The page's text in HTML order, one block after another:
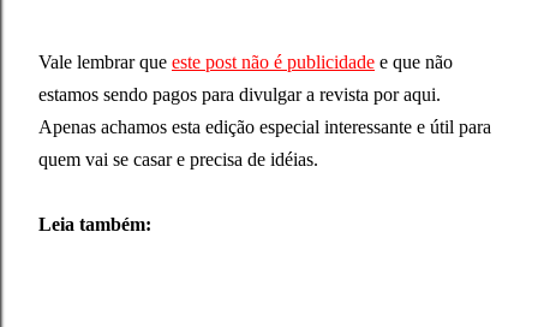
Vale lembrar que este post não é publicidade e que não
estamos sendo pagos para divulgar a revista por aqui.
Apenas achamos esta edição especial interessante e útil para
quem vai se casar e precisa de idéias.
Leia também: